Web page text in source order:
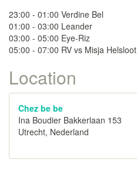
23:00 - 01:00 Verdine Bel
01:00 - 03:00 Leander
03:00 - 05:00 Eye-Riz
05:00 - 07:00 RV vs Misja Helsloot
Location
Chez be be
Ina Boudier Bakkerlaan 153
Utrecht, Nederland